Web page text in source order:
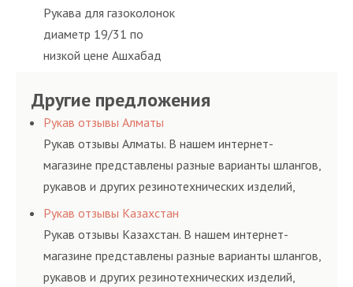
Рукава для газоколонок
диаметр 19/31 по
низкой цене Ашхабад
Другие предложения
Рукав отзывы Алматы
Рукав отзывы Алматы. В нашем интернет-
магазине представлены разные варианты шлангов,
рукавов и других резинотехнических изделий,
соответствующих ГОСТам, техническим условиям
и нормативам.
Рукав отзывы Казахстан
Рукав отзывы Казахстан. В нашем интернет-
магазине представлены разные варианты шлангов,
рукавов и других резинотехнических изделий,